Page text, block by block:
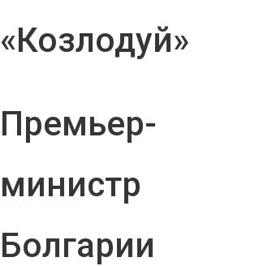
«Козлодуй»
Премьер-
министр
Болгарии